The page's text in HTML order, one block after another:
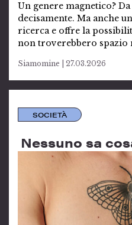
Un genere magnetico?
decisamente. Ma anche
ricerca e offre la
non troverebbero spazio
Siamomine | 27.03.2026
SOCIETÀ
Nessuno sa